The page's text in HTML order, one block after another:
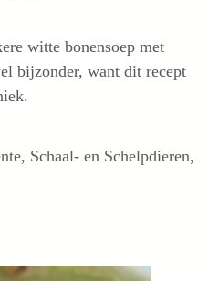
witte bonensoep met
bijzonder, want dit recept
, Schaal- en Schelpdieren,